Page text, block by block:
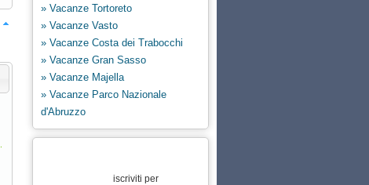
» Vacanze Tortoreto
» Vacanze Vasto
» Vacanze Costa dei Trabocchi
» Vacanze Gran Sasso
» Vacanze Majella
» Vacanze Parco Nazionale
d'Abruzzo
iscriviti per